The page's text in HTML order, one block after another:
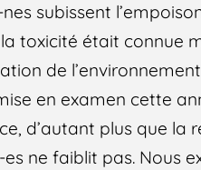
subissent
toxicité était connue
de
en examen cette
d’autant plus que la
ne faiblit pas. Nous